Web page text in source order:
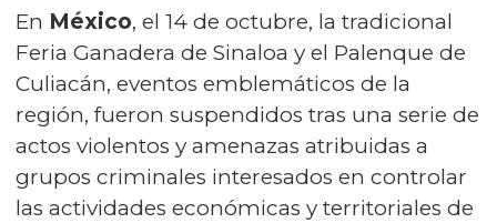
En México, el 14 de octubre, la tradicional
Feria Ganadera de Sinaloa y el Palenque de
Culiacán, eventos emblemáticos de la
región, fueron suspendidos tras una serie de
actos violentos y amenazas atribuidas a
grupos criminales interesados en controlar
las actividades económicas y territoriales de